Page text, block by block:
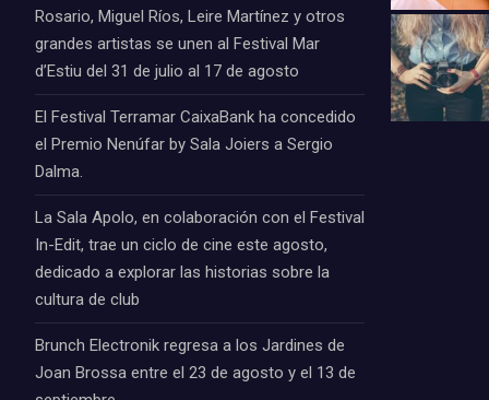
Rosario, Miguel Ríos, Leire Martínez y otros
grandes artistas se unen al Festival Mar
d’Estiu del 31 de julio al 17 de agosto
El Festival Terramar CaixaBank ha concedido
el Premio Nenúfar by Sala Joiers a Sergio
Dalma.
La Sala Apolo, en colaboración con el Festival
In-Edit, trae un ciclo de cine este agosto,
dedicado a explorar las historias sobre la
cultura de club
Brunch Electronik regresa a los Jardines de
Joan Brossa entre el 23 de agosto y el 13 de